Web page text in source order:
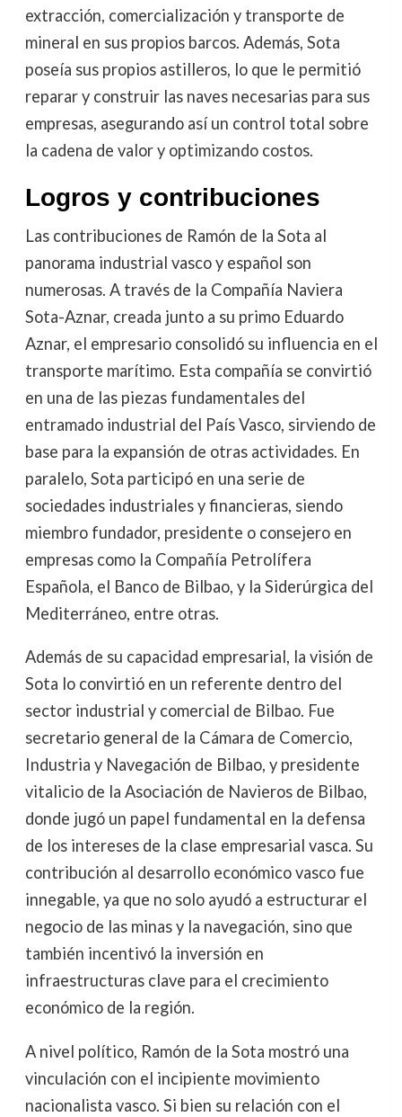
extracción, comercialización y transporte de
mineral en sus propios barcos. Además, Sota
poseía sus propios astilleros, lo que le permitió
reparar y construir las naves necesarias para sus
empresas, asegurando así un control total sobre
la cadena de valor y optimizando costos.
Logros y contribuciones
Las contribuciones de Ramón de la Sota al
panorama industrial vasco y español son
numerosas. A través de la Compañía Naviera
Sota-Aznar, creada junto a su primo Eduardo
Aznar, el empresario consolidó su influencia en el
transporte marítimo. Esta compañía se convirtió
en una de las piezas fundamentales del
entramado industrial del País Vasco, sirviendo de
base para la expansión de otras actividades. En
paralelo, Sota participó en una serie de
sociedades industriales y financieras, siendo
miembro fundador, presidente o consejero en
empresas como la Compañía Petrolífera
Española, el Banco de Bilbao, y la Siderúrgica del
Mediterráneo, entre otras.
Además de su capacidad empresarial, la visión de
Sota lo convirtió en un referente dentro del
sector industrial y comercial de Bilbao. Fue
secretario general de la Cámara de Comercio,
Industria y Navegación de Bilbao, y presidente
vitalicio de la Asociación de Navieros de Bilbao,
donde jugó un papel fundamental en la defensa
de los intereses de la clase empresarial vasca. Su
contribución al desarrollo económico vasco fue
innegable, ya que no solo ayudó a estructurar el
negocio de las minas y la navegación, sino que
también incentivó la inversión en
infraestructuras clave para el crecimiento
económico de la región.
A nivel político, Ramón de la Sota mostró una
vinculación con el incipiente movimiento
nacionalista vasco. Si bien su relación con el